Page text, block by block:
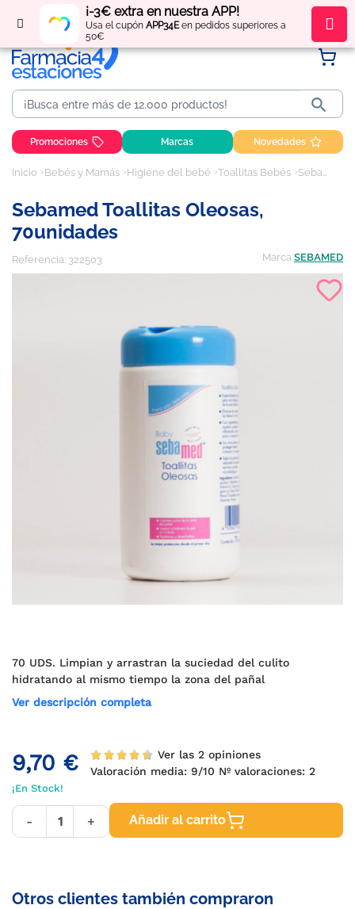
¡-3€ extra en nuestra APP!
Usa el cupón APP34Een pedidos superiores a
50€
Regístratey obténpuntos por tus compras

Promociones Marcas Novedades
Inicio Bebés y Mamás Higiene del bebé Toallitas Bebés Sebamed Toallitas oleosas, 70unidades
Sebamed Toallitas Oleosas,
70unidades
Referencia: 322503 Marca SEBAMED
70 UDS. Limpian y arrastran la suciedad del culito
hidratando al mismo tiempo la zona del pañal
Ver descripción completa
9,70 €
Ver las 2 opiniones
Valoración media: 9/10 Nº valoraciones: 2
¡En Stock!
- + Añadir al carrito
Otros clientes también compraron